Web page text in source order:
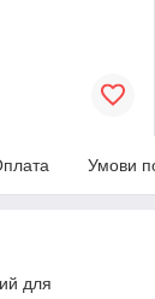
Умови
для